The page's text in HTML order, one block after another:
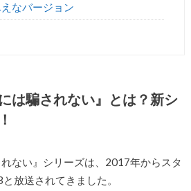
なバージョン
は騙されない』とは？新シ
れない』シリーズは、2017年からスタ
放送されてきました。